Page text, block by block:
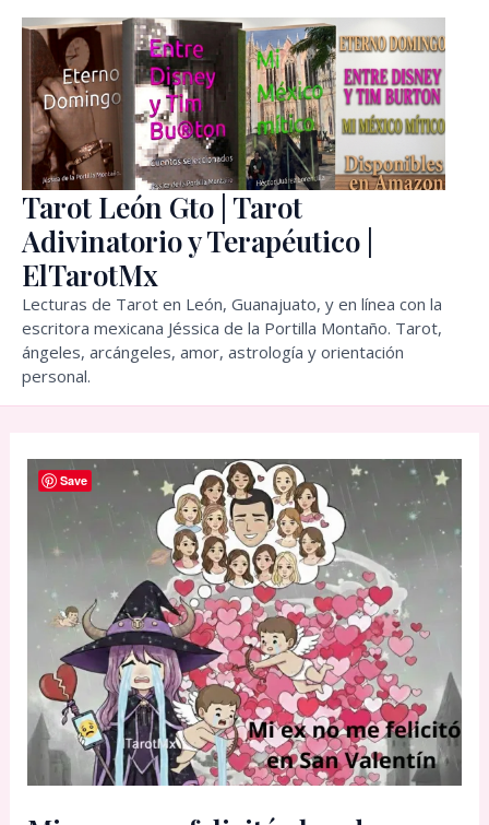
contenido
Tarot León Gto | Tarot
Adivinatorio y Terapéutico |
ElTarotMx
Lecturas de Tarot en León, Guanajuato, y en línea con la
escritora mexicana Jéssica de la Portilla Montaño. Tarot,
ángeles, arcángeles, amor, astrología y orientación
personal.
Save